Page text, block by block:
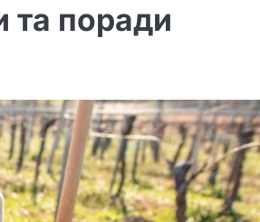
та поради